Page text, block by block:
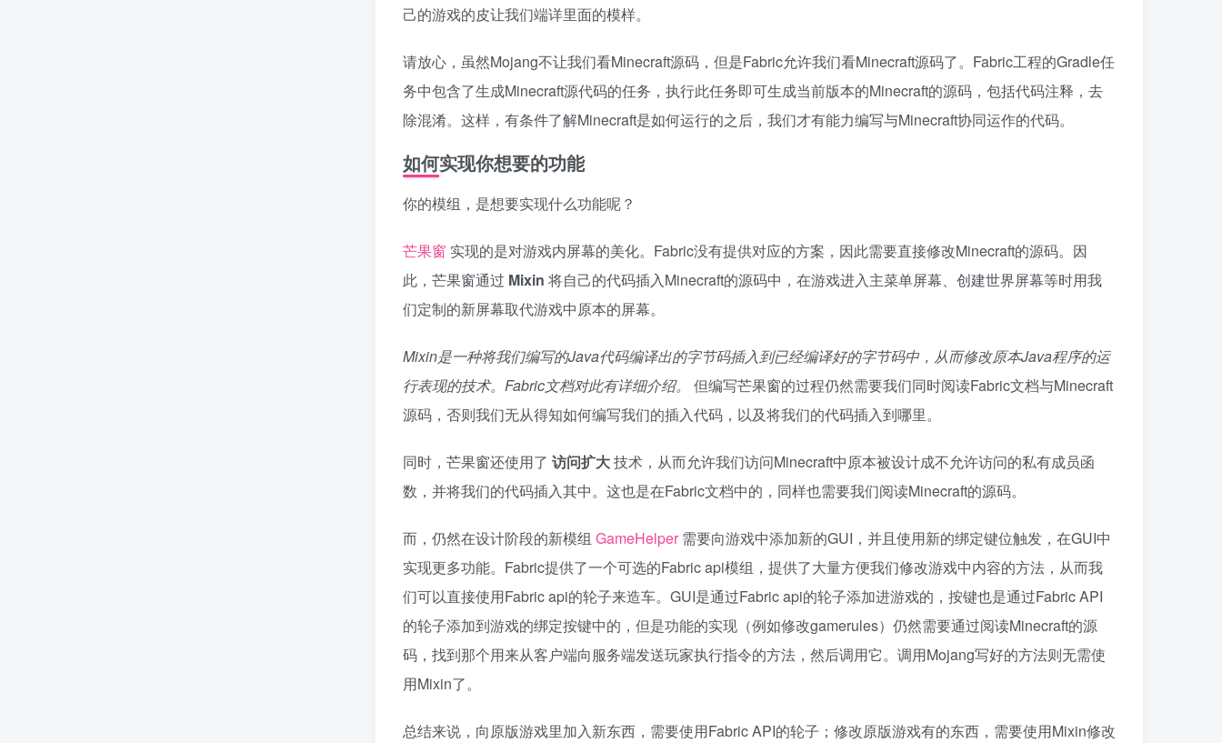
己的游戏的皮让我们端详里面的模样。
请放心，虽然Mojang不让我们看Minecraft源码，但是Fabric允许我们看Minecraft源码了。Fabric工程的Gradle任
务中包含了生成Minecraft源代码的任务，执行此任务即可生成当前版本的Minecraft的源码，包括代码注释，去
除混淆。这样，有条件了解Minecraft是如何运行的之后，我们才有能力编写与Minecraft协同运作的代码。
如何实现你想要的功能
你的模组，是想要实现什么功能呢？
芒果窗 实现的是对游戏内屏幕的美化。Fabric没有提供对应的方案，因此需要直接修改Minecraft的源码。因
此，芒果窗通过 Mixin 将自己的代码插入Minecraft的源码中，在游戏进入主菜单屏幕、创建世界屏幕等时用我
们定制的新屏幕取代游戏中原本的屏幕。
Mixin是一种将我们编写的Java代码编译出的字节码插入到已经编译好的字节码中，从而修改原本Java程序的运
行表现的技术。Fabric文档对此有详细介绍。 但编写芒果窗的过程仍然需要我们同时阅读Fabric文档与Minecraft
源码，否则我们无从得知如何编写我们的插入代码，以及将我们的代码插入到哪里。
同时，芒果窗还使用了 访问扩大技术，从而允许我们访问Minecraft中原本被设计成不允许访问的私有成员函
数，并将我们的代码插入其中。这也是在Fabric文档中的，同样也需要我们阅读Minecraft的源码。
而，仍然在设计阶段的新模组 GameHelper 需要向游戏中添加新的GUI，并且使用新的绑定键位触发，在GUI中
实现更多功能。Fabric提供了一个可选的Fabric api模组，提供了大量方便我们修改游戏中内容的方法，从而我
们可以直接使用Fabric api的轮子来造车。GUI是通过Fabric api的轮子添加进游戏的，按键也是通过Fabric API
的轮子添加到游戏的绑定按键中的，但是功能的实现（例如修改gamerules）仍然需要通过阅读Minecraft的源
码，找到那个用来从客户端向服务端发送玩家执行指令的方法，然后调用它。调用Mojang写好的方法则无需使
用Mixin了。
总结来说，向原版游戏里加入新东西，需要使用Fabric API的轮子；修改原版游戏有的东西，需要使用Mixin修改